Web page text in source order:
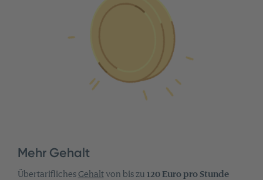
Mehr Gehalt
Übertarifliches Gehaltvon bis zu 120 Euro pro Stunde